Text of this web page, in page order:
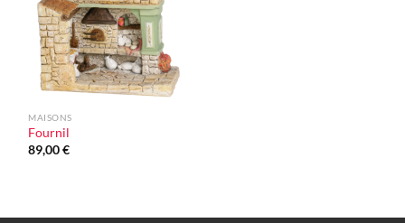
MAISONS
Fournil
89,00€